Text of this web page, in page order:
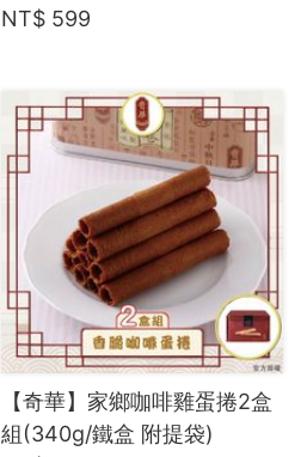
NT$ 599
【奇華】家鄉咖啡雞蛋捲2盒
組(340g/鐵盒 附提袋)